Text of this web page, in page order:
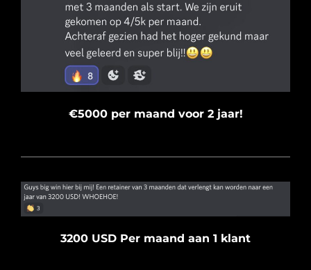
€5000 per maand voor 2 jaar!
3200 USD Per maand aan 1 klant